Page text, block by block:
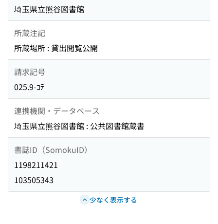
埼玉県立熊谷図書館
所蔵注記
所蔵場所 : 貸出閲覧公開
請求記号
025.9-ｺﾃ
連携機関・データベース
埼玉県立熊谷図書館 : 公共図書館蔵書
書誌ID（SomokuID）
1198211421
103505343
少なく表示する